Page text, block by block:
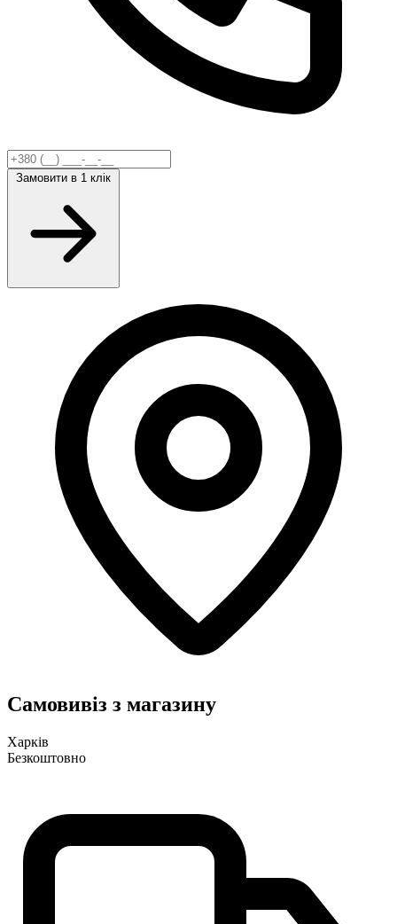
Замовити в 1 клік
Самовивіз з магазину
Харків
Безкоштовно